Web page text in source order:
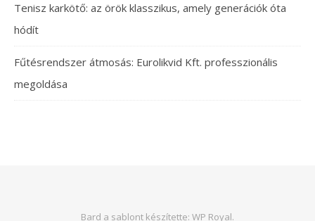
Tenisz karkötő: az örök klasszikus, amely generációk óta
hódít
Fűtésrendszer átmosás: Eurolikvid Kft. professzionális
megoldása
Bard a sablont készítette: WP Royal.